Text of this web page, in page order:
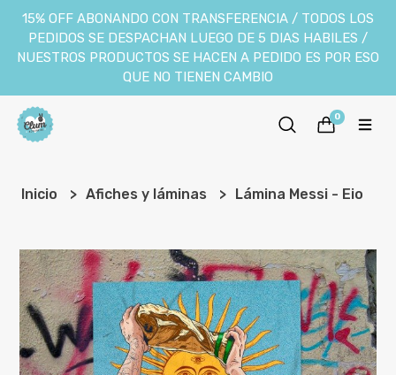
15% OFF ABONANDO CON TRANSFERENCIA / TODOS LOS
PEDIDOS SE DESPACHAN LUEGO DE 5 DIAS HABILES /
NUESTROS PRODUCTOS SE HACEN A PEDIDO ES POR ESO
QUE NO TIENEN CAMBIO
0
Inicio Afiches y láminas Lámina Messi - Eio